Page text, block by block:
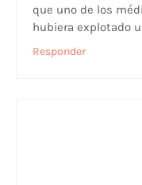
que uno de los
hubiera explotado
Responder